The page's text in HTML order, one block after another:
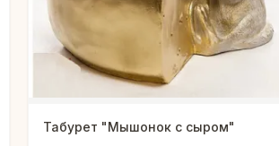
Табурет "Мышонок с сыром"